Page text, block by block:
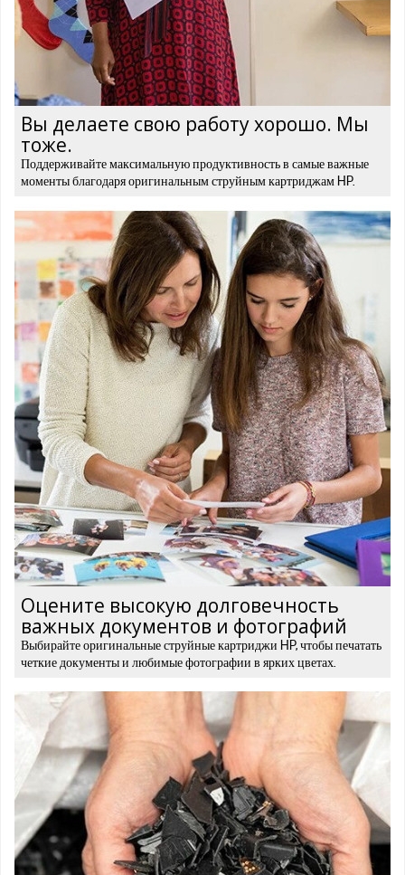
Вы делаете свою работу хорошо. Мы
тоже.
Поддерживайте максимальную продуктивность в самые важные
моменты благодаря оригинальным струйным картриджам HP.
Оцените высокую долговечность
важных документов и фотографий
Выбирайте оригинальные струйные картриджи HP, чтобы печатать
четкие документы и любимые фотографии в ярких цветах.